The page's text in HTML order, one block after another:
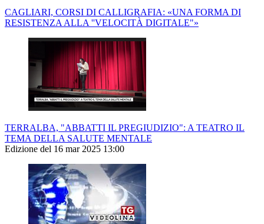
CAGLIARI, CORSI DI CALLIGRAFIA: «UNA FORMA DI
RESISTENZA ALLA ''VELOCITÀ DIGITALE"»
TERRALBA, "ABBATTI IL PREGIUDIZIO": A TEATRO IL
TEMA DELLA SALUTE MENTALE
Edizione del 16 mar 2025 13:00